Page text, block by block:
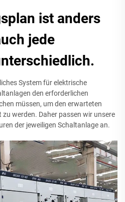
ist anders
jede
System für elektrische
den erforderlichen
müssen, um den erwarteten
werden. Daher passen wir unsere
der jeweiligen Schaltanlage an.